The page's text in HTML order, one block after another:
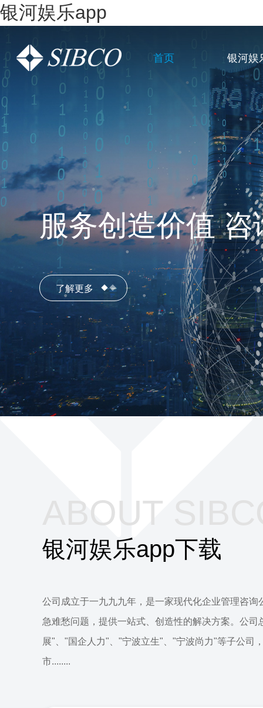
银河娱乐app
首页 银河娱
服务创造价值
了解更多
一站式全链条企
了解更多
ABOUT
银河娱乐app下载
公司成立于一九九九年，是一家现代化企业管理咨询
急难愁问题，提供一站式、创造性的解决方案。公
展"、"国企人力"、"宁波立生"、"宁波尚力"等子公司
市........